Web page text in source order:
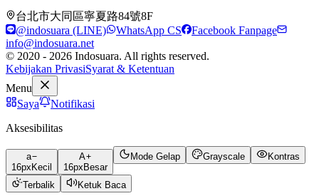
台北市大同區寧夏路84號8F
@indosuara (LINE)
WhatsApp CS
Facebook Fanpage
info@indosuara.net
© 2020 - 2026 Indosuara. All rights reserved.
Kebijakan PrivasiSyarat & Ketentuan
Menu
Saya
Notifikasi
Aksesibilitas
a
16px Kecil
A
16px Besar
Mode Gelap Grayscale Kontras
Terbalik Ketuk Baca